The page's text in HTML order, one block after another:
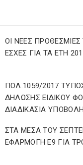
ΟΙ ΝΕΕΣ
ΕΣΧΕΣ ΓΙΑ ΤΑ ΕΤΗ
ΠΟΛ.1059/2017
ΔΗΛΩΣΗΣ ΕΙΔΙΚΟΥ
ΔΙΑΔΙΚΑΣΙΑ
ΣΤΑ ΜΕΣΑ ΤΟΥ
ΕΦΑΡΜΟΓΗ Ε9 ΓΙΑ